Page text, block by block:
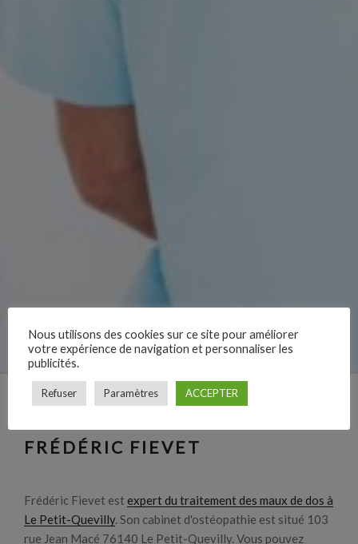
FRÉDÉRIC FIEVET
Frédéric Fievet est expert du traitement des maux de dos à
Le Petit-Quevilly. Son cabinet d'ostéopathie est situé 103
rue Jean Macé 76140 Le Petit-Quevilly. Vous pouvez
Nous utilisons des cookies sur ce site pour améliorer
votre expérience de navigation et personnaliser les
publicités.
Refuser Paramètres ACCEPTER